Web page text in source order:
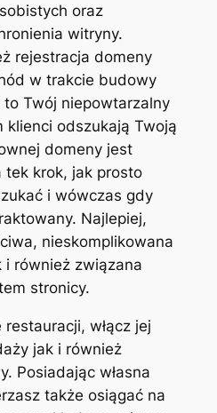
oraz
witryny.
rejestracja domeny
w trakcie budowy
Twój niepowtarzalny
klienci odszukają Twoją
domeny jest
tek krok, jak prosto
i wówczas gdy
Najlepiej,
nieskomplikowana
również związana
stronicy.
włącz jej
jak i również
Posiadając własna
także osiągać na